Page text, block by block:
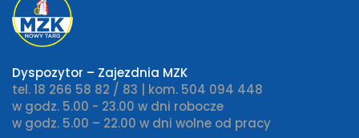
Dyspozytor – Zajezdnia MZK
tel. 18 266 58 82 / 83 | kom. 504 094 448
w godz. 5.00 - 23.00 w dni robocze
w godz. 5.00 – 22.00 w dni wolne od pracy